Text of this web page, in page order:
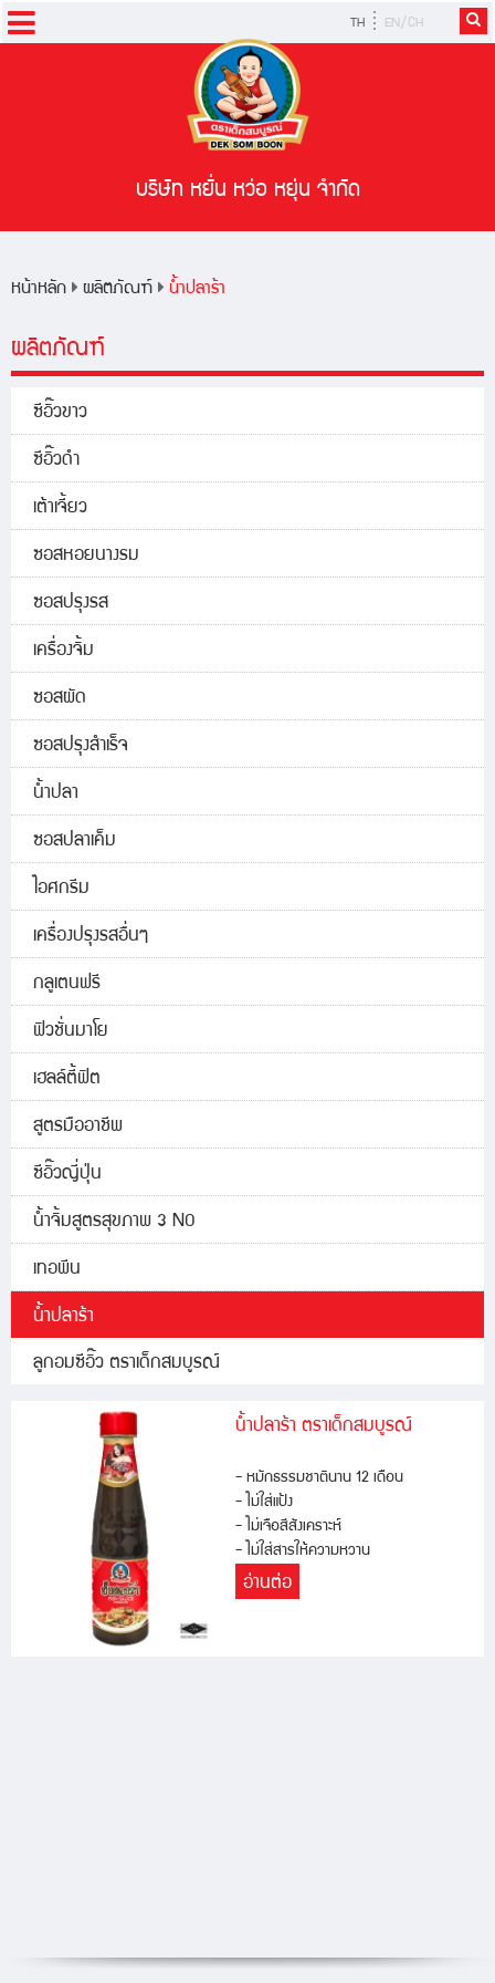
TH EN/CH
บริษัท หยั่น หว่อ หยุ่น จำกัด
หน้าหลัก ผลิตภัณฑ์ น้ำปลาร้า
ผลิตภัณฑ์
ซีอิ๊วขาว
ซีอิ๊วดำ
เต้าเจี้ยว
ซอสหอยนางรม
ซอสปรุงรส
เครื่องจิ้ม
ซอสผัด
ซอสปรุงสำเร็จ
น้ำปลา
ซอสปลาเค็ม
ไอศกรีม
เครื่องปรุงรสอื่นๆ
กลูเตนฟรี
ฟิวชั่นมาโย
เฮลล์ตี้ฟิต
สูตรมืออาชีพ
ซีอิ๊วญี่ปุ่น
น้ำจิ้มสูตรสุขภาพ 3 NO
เทอพีน
น้ำปลาร้า
ลูกอมซีอิ๊ว ตราเด็กสมบูรณ์
น้ำปลาร้า ตราเด็กสมบูรณ์
- หมักธรรมชาตินาน 12 เดือน
- ไม่ใส่แป้ง
- ไม่เจือสีสังเคราะห์
- ไม่ใส่สารให้ความหวาน
อ่านต่อ
หน้าหลัก